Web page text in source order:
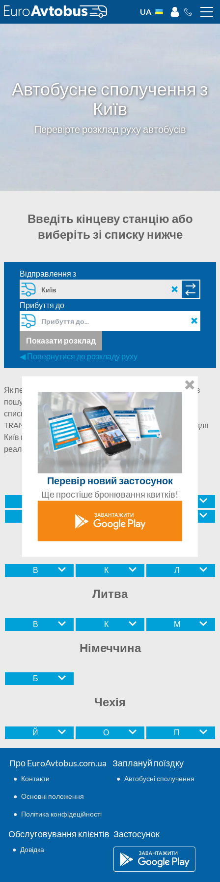
UA
Автобусне сполучення з
Київ
Перевірте розклад руху автобусів
Введіть кінцеву станцію або
виберіть зі списку нижче
Відправлення з
Прибуття до
Показати розклад
◀ Повернутися до розкладу руху
Як перевірити розклад руху автобусів з Київ? Введіть в
пошуку сполучень місто призначення або виберіть зі
списку нижче. З Київ курсують автобуси перевізників:
TRANSTEMPO. Пам'ятайте — розклад руху автобусів для
Київ може часто змінюватися, а деякі сполучення
реалізуються лише в певні дні.
Україна
Б Д
Ж
Л
Польща
В К Л
Литва
В К М
Німеччина
Б
Чехія
Й О П
Про EuroAvtobus.com.ua
● Контакти
● Основні положення
● Політика конфідеційності
Заплануй поїздку
● Автобусні сполучення
Обслуговування клієнтів
● Довідка
Застосунок
Перевір новий застосунок
Ще простіше бронювання квитків!